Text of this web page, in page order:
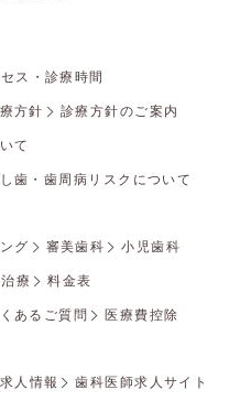
ス・診療時間
方針 診療方針のご案内
て
歯・歯周病リスクについて
グ 審美歯科 小児歯科
療 料金表
あるご質問 医療費控除
求人情報 歯科医師求人サイト